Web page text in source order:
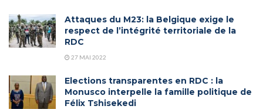
Attaques du M23: la Belgique exige le
respect de l’intégrité territoriale de la
RDC
27 MAI 2022
Elections transparentes en RDC : la
Monusco interpelle la famille politique de
Félix Tshisekedi